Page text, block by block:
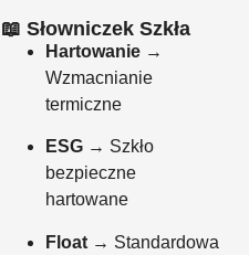
📖 Słowniczek Szkła
Hartowanie →
Wzmacnianie
termiczne
ESG → Szkło
bezpieczne
hartowane
Float → Standardowa